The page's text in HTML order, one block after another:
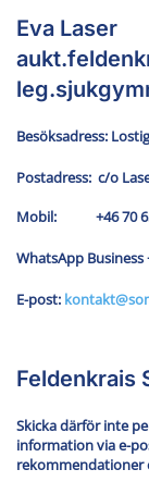
Eva Laser
Besöksadress:
Postadress: c/o
Mobil: +46 70
WhatsApp Business
E-post:
Feldenkrais
Skicka därför inte
information via e-
rekommendationer